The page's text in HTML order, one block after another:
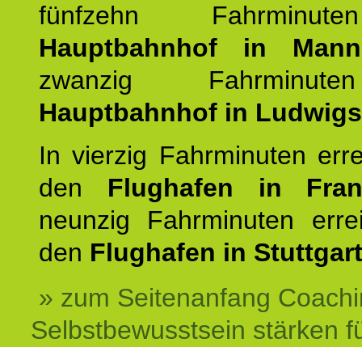
fünfzehn
Hauptbahnhof in
zwanzig
Hauptbahnhof in
In vierzig Fahrminuten
den Flughafen in
neunzig Fahrminuten
den Flughafen in
» zum Seitenanfang
Selbstbewusstsein stärken